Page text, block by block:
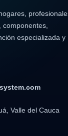
componentes,
especializada y
Valle del Cauca